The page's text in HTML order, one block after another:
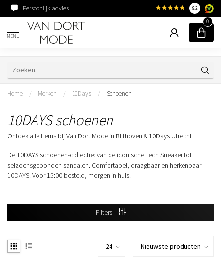
Persoonlijk advies Familiebedrijf sinds
9.2
MENU
0
Home / Merken / 10Days / Schoenen
10DAYS schoenen
Ontdek alle items bij Van Dort Mode in Bilthoven & 10Days Utrecht
De 10DAYS schoenen-collectie: van de iconische Tech Sneaker tot
seizoensgebonden sandalen. Comfortabel, draagbaar en herkenbaar
10DAYS. Voor 15:00 besteld, morgen in huis.
Filters